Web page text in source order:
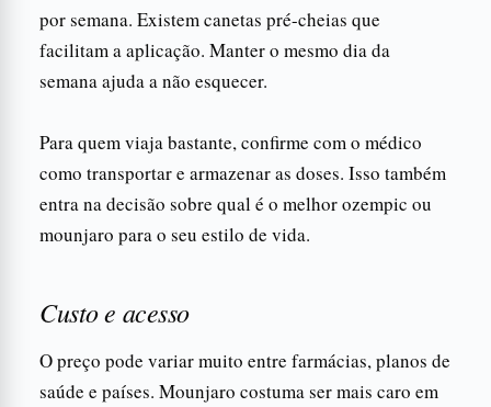
por semana. Existem canetas pré-cheias que
facilitam a aplicação. Manter o mesmo dia da
semana ajuda a não esquecer.
Para quem viaja bastante, confirme com o médico
como transportar e armazenar as doses. Isso também
entra na decisão sobre qual é o melhor ozempic ou
mounjaro para o seu estilo de vida.
Custo e acesso
O preço pode variar muito entre farmácias, planos de
saúde e países. Mounjaro costuma ser mais caro em